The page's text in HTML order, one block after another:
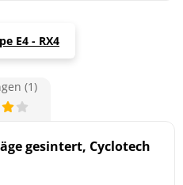
E4 - RX4
(1)
gesintert, Cyclotech